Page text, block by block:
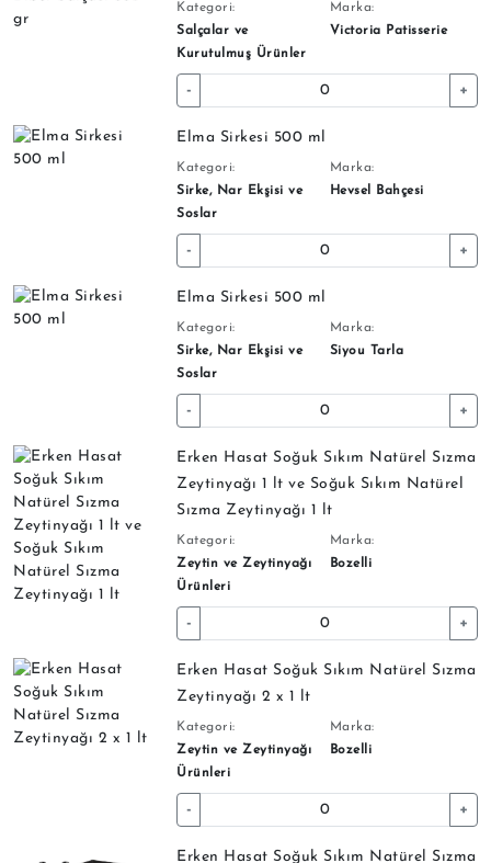
Kategori:
Salçalar ve
Kurutulmuş Ürünler
Marka:
Victoria Patisserie
- +
Elma Sirkesi 500 ml
Kategori:
Sirke, Nar Ekşisi ve
Soslar
Marka:
Hevsel Bahçesi
- +
Elma Sirkesi 500 ml
Kategori:
Sirke, Nar Ekşisi ve
Soslar
Marka:
Siyou Tarla
- +
Erken Hasat Soğuk Sıkım Natürel Sızma
Zeytinyağı 1 lt ve Soğuk Sıkım Natürel
Sızma Zeytinyağı 1 lt
Kategori:
Zeytin ve Zeytinyağı
Ürünleri
Marka:
Bozelli
- +
Erken Hasat Soğuk Sıkım Natürel Sızma
Zeytinyağı 2 x 1 lt
Kategori:
Zeytin ve Zeytinyağı
Ürünleri
Marka:
Bozelli
- +
Erken Hasat Soğuk Sıkım Natürel Sızma